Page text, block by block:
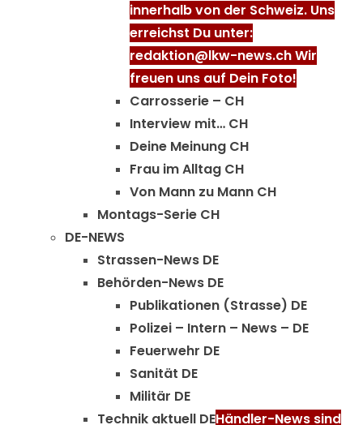
innerhalb von der Schweiz. Uns
erreichst Du unter:
redaktion@lkw-news.ch Wir
freuen uns auf Dein Foto!
Carrosserie – CH
Interview mit… CH
Deine Meinung CH
Frau im Alltag CH
Von Mann zu Mann CH
Montags-Serie CH
DE-NEWS
Strassen-News DE
Behörden-News DE
Publikationen (Strasse) DE
Polizei – Intern – News – DE
Feuerwehr DE
Sanität DE
Militär DE
Technik aktuell DEHändler-News sind